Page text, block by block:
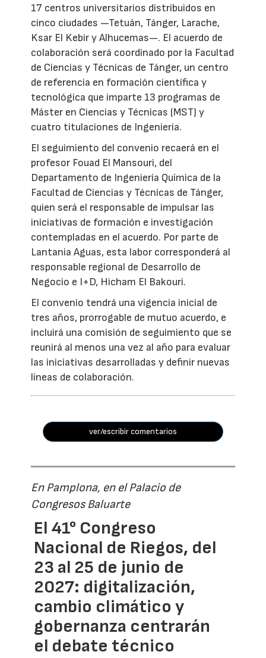
17 centros universitarios distribuidos en
cinco ciudades —Tetuán, Tánger, Larache,
Ksar El Kebir y Alhucemas—. El acuerdo de
colaboración será coordinado por la Facultad
de Ciencias y Técnicas de Tánger, un centro
de referencia en formación científica y
tecnológica que imparte 13 programas de
Máster en Ciencias y Técnicas (MST) y
cuatro titulaciones de Ingeniería.
El seguimiento del convenio recaerá en el
profesor Fouad El Mansouri, del
Departamento de Ingeniería Química de la
Facultad de Ciencias y Técnicas de Tánger,
quien será el responsable de impulsar las
iniciativas de formación e investigación
contempladas en el acuerdo. Por parte de
Lantania Aguas, esta labor corresponderá al
responsable regional de Desarrollo de
Negocio e I+D, Hicham El Bakouri.
El convenio tendrá una vigencia inicial de
tres años, prorrogable de mutuo acuerdo, e
incluirá una comisión de seguimiento que se
reunirá al menos una vez al año para evaluar
las iniciativas desarrolladas y definir nuevas
líneas de colaboración.
ver/escribir comentarios
En Pamplona, en el Palacio de
Congresos Baluarte
El 41° Congreso
Nacional de Riegos, del
23 al 25 de junio de
2027: digitalización,
cambio climático y
gobernanza centrarán
el debate técnico